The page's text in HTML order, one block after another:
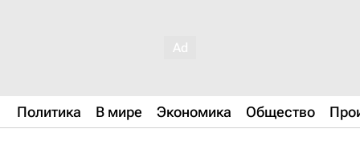
Политика В мире Экономика Общество